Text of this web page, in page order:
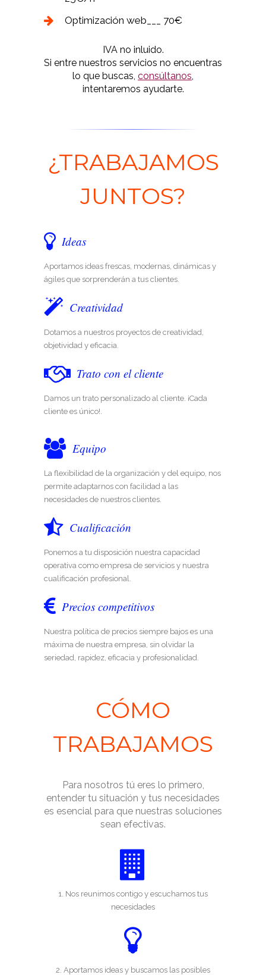
Optimización web___ 70€
IVA no inluido.
Si entre nuestros servicios no encuentras
lo que buscas, consúltanos,
intentaremos ayudarte.
¿TRABAJAMOS
JUNTOS?
Ideas
Aportamos ideas frescas, modernas, dinámicas y
ágiles que sorprenderán a tus clientes.
Creatividad
Dotamos a nuestros proyectos de creatividad,
objetividad y eficacia.
Trato con el cliente
Damos un trato personalizado al cliente. ¡Cada
cliente es único!.
Equipo
La flexibilidad de la organización y del equipo, nos
permite adaptarnos con facilidad a las
necesidades de nuestros clientes.
Cualificación
Ponemos a tu disposición nuestra capacidad
operativa como empresa de servicios y nuestra
cualificación profesional.
Precios competitivos
Nuestra política de precios siempre bajos es una
máxima de nuestra empresa, sin olvidar la
seriedad, rapidez, eficacia y profesionalidad.
CÓMO
TRABAJAMOS
Para nosotros tú eres lo primero,
entender tu situación y tus necesidades
es esencial para que nuestras soluciones
sean efectivas.
1. Nos reunimos contigo y escuchamos tus
necesidades
2. Aportamos ideas y buscamos las posibles